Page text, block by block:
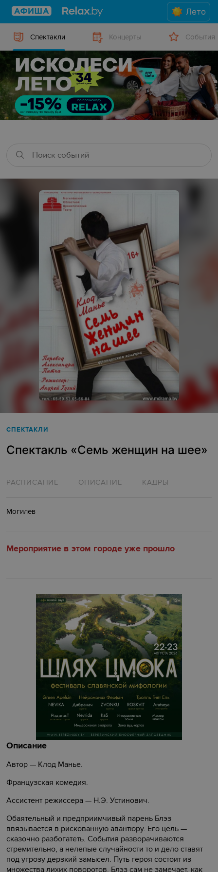
Лето
Спектакли Концерты События
СПЕКТАКЛИ
Спектакль «Семь женщин на шее‎»‎
РАСПИСАНИЕ ОПИСАНИЕ КАДРЫ
Могилев
Мероприятие в этом городе уже прошло
Описание
Автор — Клод Манье.
Французская комедия.
Ассистент режиссера — Н.Э. Устинович.
Обаятельный и предприимчивый парень Блэз
ввязывается в рискованную авантюру. Его цель —
сказочно разбогатеть. События разворачиваются
стремительно, а нелепые случайности то и дело ставят
под угрозу дерзкий замысел. Путь героя состоит из
множества лихих поворотов. Блэз сам не замечает, как